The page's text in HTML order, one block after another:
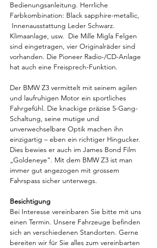
Bedienungsanleitung. Herrliche
Farbkombination: Black sapphire-metallic,
Innenausstattung Leder Schwarz.
Klimaanlage, usw.  Die Mille Migla Felgen
sind eingetragen, vier Originalräder sind
vorhanden. Die Pioneer Radio-/CD-Anlage
hat auch eine Freisprech-Funktion.
Der BMW Z3 vermittelt mit seinem agilen
und laufruhigen Motor ein sportliches
Fahrgefühl. Die knackige präzise 5-Gang-
Schaltung, seine mutige und
unverwechselbare Optik machen ihn
einzigartig – eben ein richtiger Hingucker.
Dies bewies er auch im James Bond Film
„Goldeneye“. Mit dem BMW Z3 ist man
immer gut angezogen mit grossem
Fahrspass sicher unterwegs.
Besichtigung
Bei Interesse vereinbaren Sie bitte mit uns
einen Termin. Unsere Fahrzeuge befinden
sich an verschiedenen Standorten. Gerne
bereiten wir für Sie alles zum vereinbarten